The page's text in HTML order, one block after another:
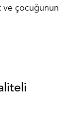
ve çocuğunun